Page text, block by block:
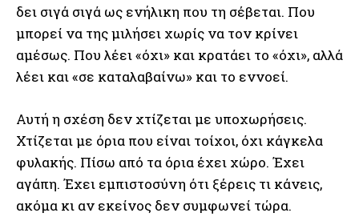
δει σιγά σιγά ως ενήλικη που τη σέβεται. Που
μπορεί να της μιλήσει χωρίς να τον κρίνει
αμέσως. Που λέει «όχι» και κρατάει το «όχι», αλλά
λέει και «σε καταλαβαίνω» και το εννοεί.
Αυτή η σχέση δεν χτίζεται με υποχωρήσεις.
Χτίζεται με όρια που είναι τοίχοι, όχι κάγκελα
φυλακής. Πίσω από τα όρια έχει χώρο. Έχει
αγάπη. Έχει εμπιστοσύνη ότι ξέρεις τι κάνεις,
ακόμα κι αν εκείνος δεν συμφωνεί τώρα.